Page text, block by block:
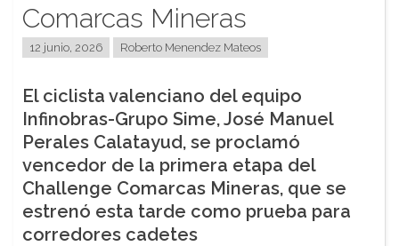
Comarcas Mineras
12 junio, 2026 Roberto Menendez Mateos
El ciclista valenciano del equipo
Infinobras-Grupo Sime, José Manuel
Perales Calatayud, se proclamó
vencedor de la primera etapa del
Challenge Comarcas Mineras, que se
estrenó esta tarde como prueba para
corredores cadetes